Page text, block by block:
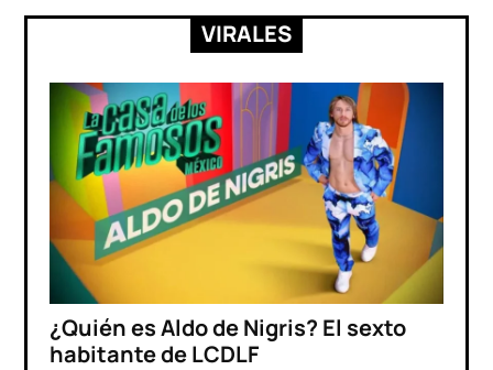
VIRALES
¿Quién es Aldo de Nigris? El sexto
habitante de LCDLF